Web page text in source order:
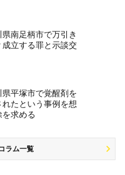
県南足柄市で万引き
立する罪と示談交
県平塚市で覚醒剤を
たという事例を想
求める
ラム一覧